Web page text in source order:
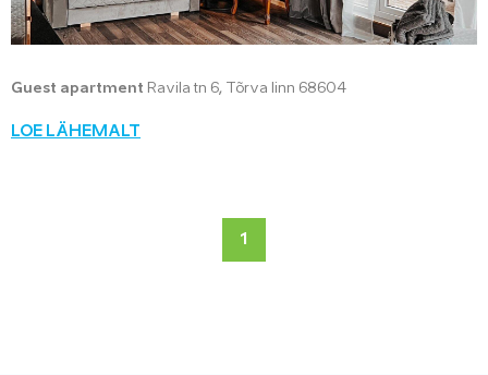
Guest apartment Ravila tn 6, Tõrva linn 68604
LOE LÄHEMALT
1